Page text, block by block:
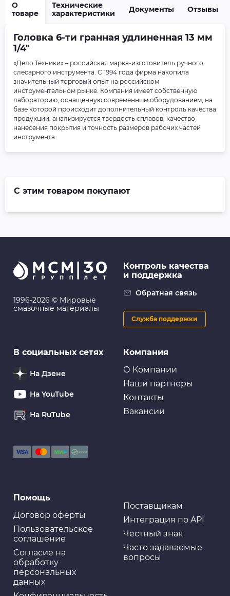
О
товаре
Технические
характеристики
Документы Отзывы
Головка 6-ти гранная удлиненная 13 мм
1/4"
«Дело Техники» – российская марка-изготовитель ручного
слесарного инструмента. С 1994 года фирма накопила
значительный торговый опыт на российском
инструментальном рынке. Компания имеет собственную
лабораторию, оснащенную современным оборудованием, на
базе которой происходит дополнительный контроль качества
продукции: анализируется твердость сплавов, качество
нанесения покрытия и точность размеров рабочих частей
инструмента.
С этим товаром покупают
1996-2026 © Мировые
смазочные материалы
Компания
О Компании
Наши партнеры
Контакты
Вакансии
Помощь
Договор оферты
Пользовательское
соглашение
Cогласие на
обработку
персональных
данных
Поставщикам
Интеграция по API
Честный знак
Часто задаваемые
вопросы
Контроль качества
и поддержка
Обратная связь
Служба поддержки
В социальных сетях
На Дзене
На YouTube
На RuTube